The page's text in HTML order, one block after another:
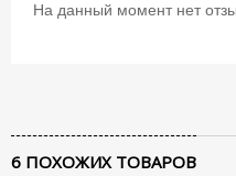
На данный момент нет
6 ПОХОЖИХ ТОВАРОВ